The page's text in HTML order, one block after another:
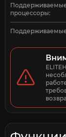
процессоры: